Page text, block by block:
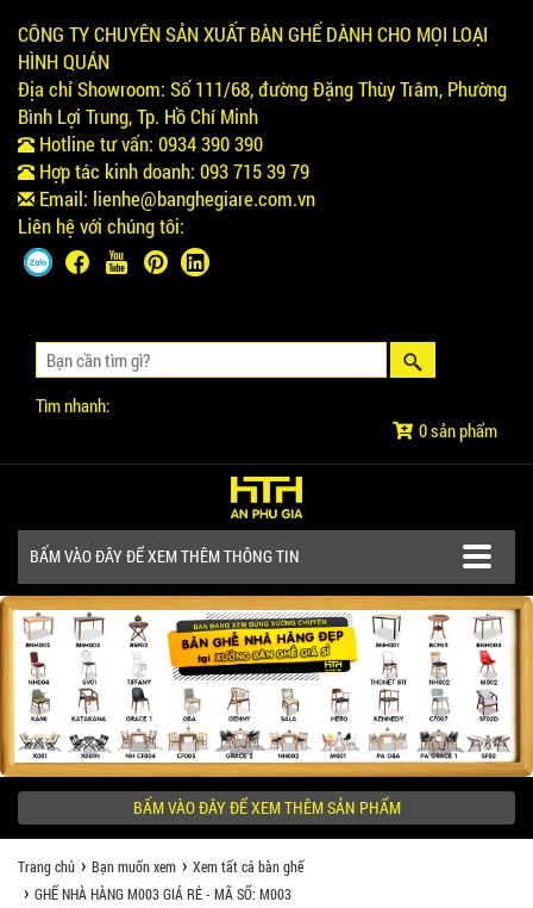
CÔNG TY CHUYÊN SẢN XUẤT BÀN GHẾ DÀNH CHO MỌI LOẠI
HÌNH QUÁN
Địa chỉ Showroom: Số 111/68, đường Đặng Thùy Trâm, Phường
Bình Lợi Trung, Tp. Hồ Chí Minh
Hotline tư vấn: 0934 390 390
Hợp tác kinh doanh: 093 715 39 79
Email: lienhe@banghegiare.com.vn
Liên hệ với chúng tôi:
Tìm nhanh:
0 sản phẩm
BẤM VÀO ĐÂY ĐỂ XEM THÊM THÔNG TIN
SẢN PHẨM
CÔNG TRÌNH
KHÁCH HÀNG NÊN BIẾT
BẤM VÀO ĐÂY ĐỂ XEM THÊM SẢN PHẨM
Trang chủ Bạn muốn xem
Xem tất cả bàn ghế
GHẾ NHÀ HÀNG M003 GIÁ RẺ - MÃ SỐ: M003